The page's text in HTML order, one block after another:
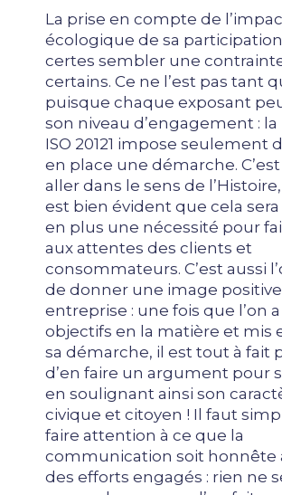
La prise en compte de
écologique de sa
certes sembler une
certains. Ce ne l’est pas tant
puisque chaque exposant
son niveau d’engagement :
ISO 20121 impose seulement
en place une démarche.
aller dans le sens de l’Histoire,
est bien évident que cela
en plus une nécessité pour
aux attentes des clients et
consommateurs. C’est aussi
de donner une image
entreprise : une fois que l’on
objectifs en la matière et mis
sa démarche, il est tout à fait
d’en faire un argument pour
en soulignant ainsi son
civique et citoyen ! Il faut
faire attention à ce que la
communication soit honnête
des efforts engagés : rien ne